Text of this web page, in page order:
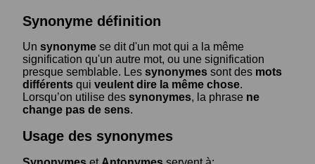
Synonyme définition
Un synonyme se dit d'un mot qui a la même
signification qu'un autre mot, ou une signification
presque semblable. Les synonymes sont des mots
différents qui veulent dire la même chose.
Lorsqu’on utilise des synonymes, la phrase ne
change pas de sens.
Usage des synonymes